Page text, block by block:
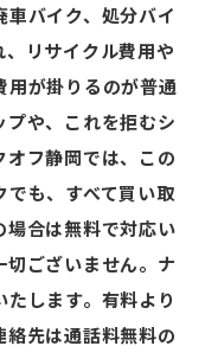
バイク、処分バイ
リサイクル費用や
用が掛りるのが普通
や、これを拒むシ
オフ静岡では、この
でも、すべて買い取
場合は無料で対応い
ございません。ナ
します。有料より
先は通話料無料の